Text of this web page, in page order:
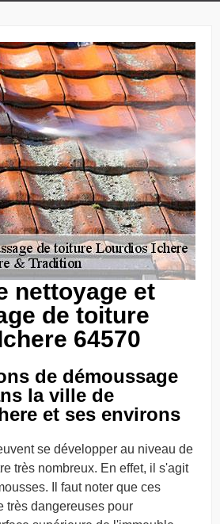
nettoyage et
de toiture
64570
de démoussage
la ville de
et ses environs
se développer au niveau de
très nombreux. En effet, il s'agit
Il faut noter que ces
très dangereuses pour